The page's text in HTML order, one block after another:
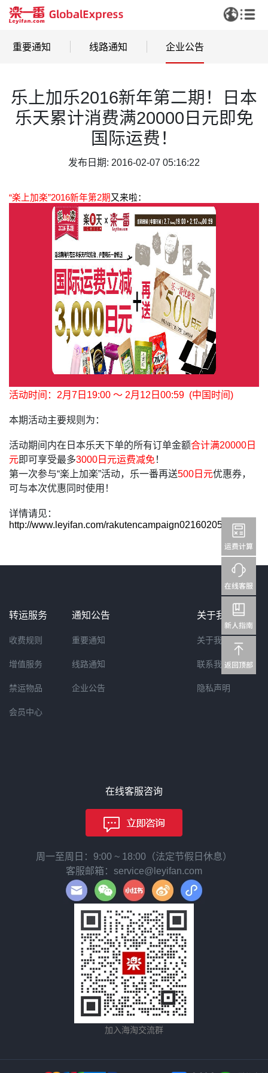
重要通知 线路通知 企业公告
乐上加乐2016新年第二期！日本
乐天累计消费满20000日元即免
国际运费！
发布日期: 2016-02-07 05:16:22
“楽上加楽”2016新年第2期 又来啦：
活动时间：2月7日19:00 〜 2月12日00:59 (中国时间)
本期活动主要规则为：
活动期间内在日本乐天下单的所有订单金额合计满20000日
元即可享受最多3000日元运费减免！
第一次参与“楽上加楽”活动，乐一番再送500日元优惠券，
可与本次优惠同时使用！
详情请见：
http://www.leyifan.com/rakutencampaign02160205.html
转运服务
收费规则
增值服务
禁运物品
会员中心
通知公告
重要通知
线路通知
企业公告
关于我们
关于我们
联系我们
隐私声明
在线客服咨询
周一至周日：9:00 ~ 18:00（法定节假日休息）
客服邮箱：service@leyifan.com
加入海淘交流群